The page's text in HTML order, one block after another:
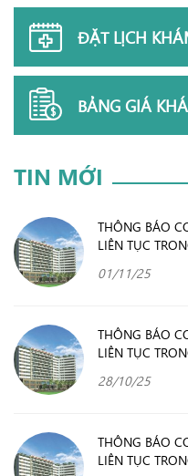
ĐẶT LỊCH
BẢNG GIÁ
TIN MỚI
THÔNG BÁO
LIÊN TỤC
01/11/25
THÔNG BÁO
LIÊN TỤC
28/10/25
THÔNG BÁO
LIÊN TỤC